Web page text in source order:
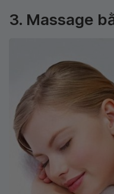
3. Massage